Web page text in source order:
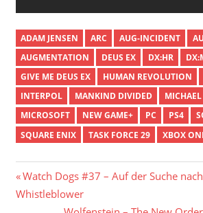
ADAM JENSEN ARC AUG-INCIDENT
AUGMENTATION
DEUS EX DX:HR
GIVE ME DEUS EX
HUMAN REVOLUTION
INTERPOL
MANKIND DIVIDED
MICROSOFT
NEW GAME+ PC PS4
SQUARE ENIX
TASK FORCE 29 XBOX
Beitragsnavigation
Vorheriger
Beitrag:
Watch Dogs #37 – Auf der Suche
Whistleblower